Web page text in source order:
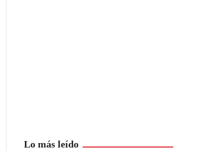
Lo más leído